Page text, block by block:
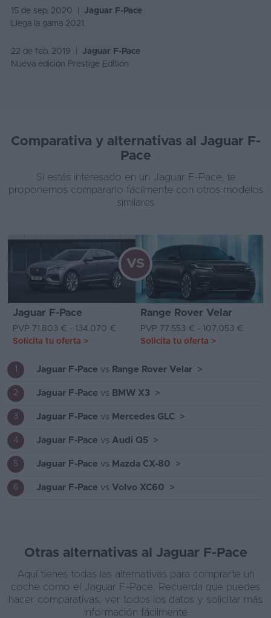
15 de sep, 2020 | Jaguar F-Pace
Llega la gama 2021
22 de feb, 2019 | Jaguar F-Pace
Nueva edición Prestige Edition
Comparativa y alternativas al Jaguar F-
Pace
Si estás interesado en un Jaguar F-Pace, te
proponemos compararlo fácilmente con otros modelos
similares
Jaguar F-Pace Range Rover Velar
VS
PVP 71.803 € - 134.070 €
PVP 77.553 € - 107.053 €
Solicita tu oferta > Solicita tu oferta >
1 Jaguar F-Pace vs Range Rover Velar >
2 Jaguar F-Pace vs BMW X3 >
3 Jaguar F-Pace vs Mercedes GLC >
4 Jaguar F-Pace vs Audi Q5 >
5 Jaguar F-Pace vs Mazda CX-80 >
6 Jaguar F-Pace vs Volvo XC60 >
Otras alternativas al Jaguar F-Pace
Aquí tienes todas las alternativas para comprarte un
coche como el Jaguar F-Pace. Recuerda que puedes
hacer comparativas, ver todos los datos y solicitar más
información fácilmente